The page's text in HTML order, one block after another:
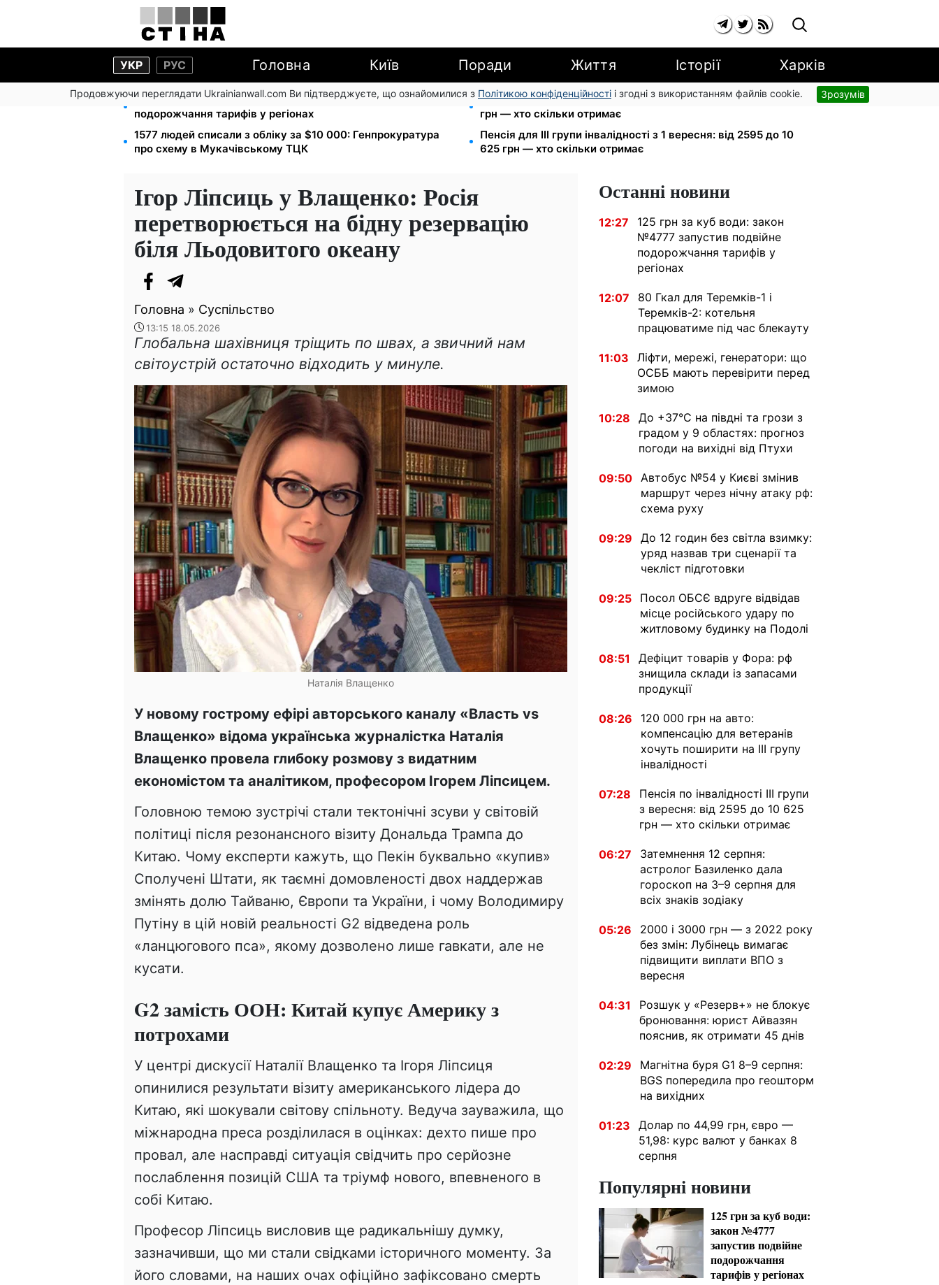
УКР РУС Головна Київ Поради Життя Історії Харків
Продовжуючи переглядати Ukrainianwall.com Ви підтверджуєте, що ознайомилися з Політикою конфіденційності і згодні з використанням файлів cookie. Зрозумів
125 грн за куб води: закон №4777 запустив подвійне
подорожчання тарифів у регіонах
Пенсія по інвалідності III групи з вересня: від 2595 до 10 625
грн — хто скільки отримає
1577 людей списали з обліку за $10 000: Генпрокуратура
про схему в Мукачівському ТЦК
Пенсія для III групи інвалідності з 1 вересня: від 2595 до 10
625 грн — хто скільки отримає
Ігор Ліпсиць у Влащенко: Росія
перетворюється на бідну резервацію
біля Льодовитого океану
Головна » Суспільство
13:15 18.05.2026
Глобальна шахівниця тріщить по швах, а звичний нам
світоустрій остаточно відходить у минуле.
Наталія Влащенко
У новому гострому ефірі авторського каналу «Власть vs
Влащенко» відома українська журналістка Наталія
Влащенко провела глибоку розмову з видатним
економістом та аналітиком, професором Ігорем Ліпсицем.
Головною темою зустрічі стали тектонічні зсуви у світовій
політиці після резонансного візиту Дональда Трампа до
Китаю. Чому експерти кажуть, що Пекін буквально «купив»
Сполучені Штати, як таємні домовленості двох наддержав
змінять долю Тайваню, Європи та України, і чому Володимиру
Путіну в цій новій реальності G2 відведена роль
«ланцюгового пса», якому дозволено лише гавкати, але не
кусати.
G2 замість ООН: Китай купує Америку з
потрохами
У центрі дискусії Наталії Влащенко та Ігоря Ліпсиця
опинилися результати візиту американського лідера до
Китаю, які шокували світову спільноту. Ведуча зауважила, що
міжнародна преса розділилася в оцінках: дехто пише про
провал, але насправді ситуація свідчить про серйозне
послаблення позицій США та тріумф нового, впевненого в
собі Китаю.
Професор Ліпсиць висловив ще радикальнішу думку,
зазначивши, що ми стали свідками історичного моменту. За
його словами, на наших очах офіційно зафіксовано смерть
Останні новини
12:27
125 грн за куб води: закон
№4777 запустив подвійне
подорожчання тарифів у
регіонах
12:07
80 Гкал для Теремків-1 і
Теремків-2: котельня
працюватиме під час блекауту
11:03
Ліфти, мережі, генератори: що
ОСББ мають перевірити перед
зимою
10:28
До +37°C на півдні та грози з
градом у 9 областях: прогноз
погоди на вихідні від Птухи
09:50 Автобус №54 у Києві змінив
маршрут через нічну атаку рф:
схема руху
09:29
До 12 годин без світла взимку:
уряд назвав три сценарії та
чекліст підготовки
09:25
Посол ОБСЄ вдруге відвідав
місце російського удару по
житловому будинку на Подолі
08:51
Дефіцит товарів у Фора: рф
знищила склади із запасами
продукції
08:26
120 000 грн на авто:
компенсацію для ветеранів
хочуть поширити на III групу
інвалідності
07:28
Пенсія по інвалідності III групи
з вересня: від 2595 до 10 625
грн — хто скільки отримає
06:27
Затемнення 12 серпня:
астролог Базиленко дала
гороскоп на 3–9 серпня для
всіх знаків зодіаку
05:26
2000 і 3000 грн — з 2022 року
без змін: Лубінець вимагає
підвищити виплати ВПО з
вересня
04:31
Розшук у «Резерв+» не блокує
бронювання: юрист Айвазян
пояснив, як отримати 45 днів
02:29
Магнітна буря G1 8–9 серпня:
BGS попередила про геошторм
на вихідних
01:23
Долар по 44,99 грн, євро —
51,98: курс валют у банках 8
серпня
Популярні новини
125 грн за куб води:
закон №4777
запустив подвійне
подорожчання
тарифів у регіонах